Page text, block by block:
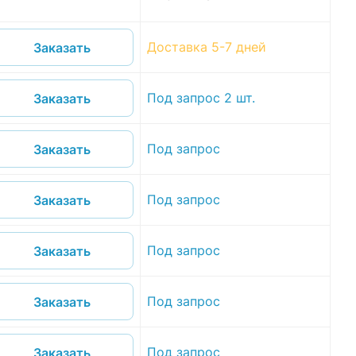
Заказать Доставка 5-7 дней
Заказать Под запрос 2 шт.
Заказать Под запрос
Заказать Под запрос
Заказать Под запрос
Заказать Под запрос
Заказать Под запрос